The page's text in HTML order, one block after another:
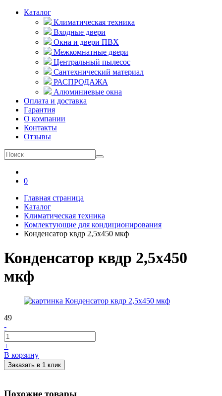
Каталог
Климатическая техника
Входные двери
Окна и двери ПВХ
Межкомнатные двери
Центральный пылесос
Сантехнический материал
РАСПРОДАЖА
Алюминиевые окна
Оплата и доставка
Гарантия
О компании
Контакты
Отзывы
0
Главная страница
Каталог
Климатическая техника
Комлектующие для кондиционирования
Конденсатор квдр 2,5х450 мкф
Конденсатор квдр 2,5х450
мкф
49
-
+
В корзину
Заказать в 1 клик
Похожие товары